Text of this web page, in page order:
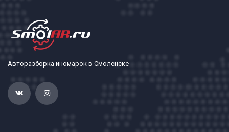
Авторазборка иномарок в Смоленске